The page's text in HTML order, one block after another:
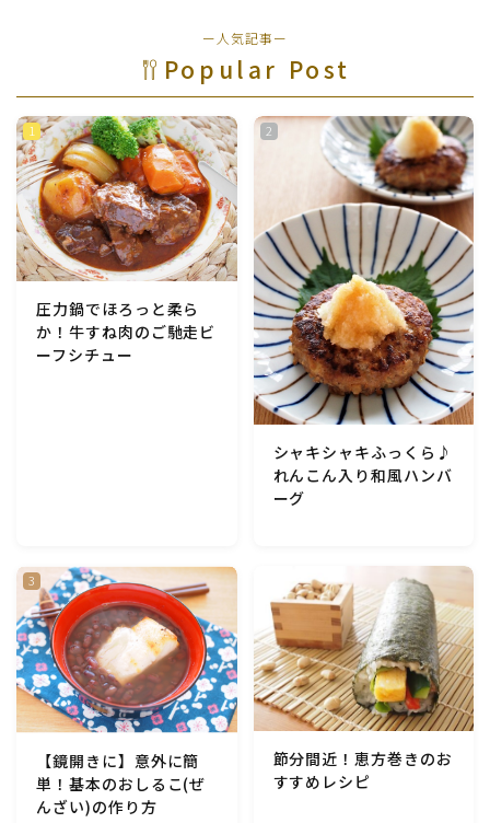
ー人気記事ー
Popular Post
圧力鍋でほろっと柔ら
か！牛すね肉のご馳走ビ
ーフシチュー
シャキシャキふっくら♪
れんこん入り和風ハンバ
ーグ
【鏡開きに】意外に簡
単！基本のおしるこ(ぜ
んざい)の作り方
節分間近！恵方巻きのお
すすめレシピ